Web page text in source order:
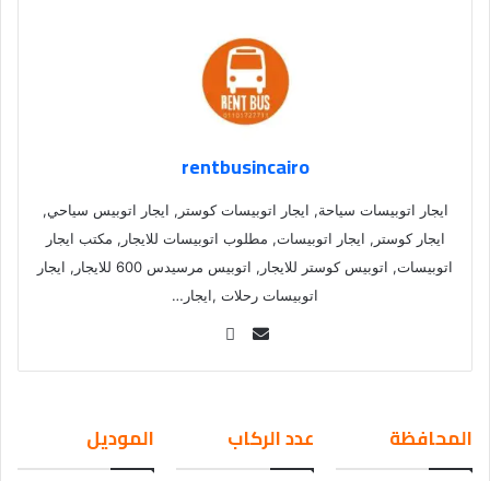
rentbusincairo
ايجار اتوبيسات سياحة, ايجار اتوبيسات كوستر, ايجار اتوبيس سياحي,
ايجار كوستر, ايجار اتوبيسات, مطلوب اتوبيسات للايجار, مكتب ايجار
اتوبيسات, اتوبيس كوستر للايجار, اتوبيس مرسيدس 600 للايجار, ايجار
اتوبيسات رحلات ,ايجار…
Se
ail
المحافظة عدد الركاب الموديل